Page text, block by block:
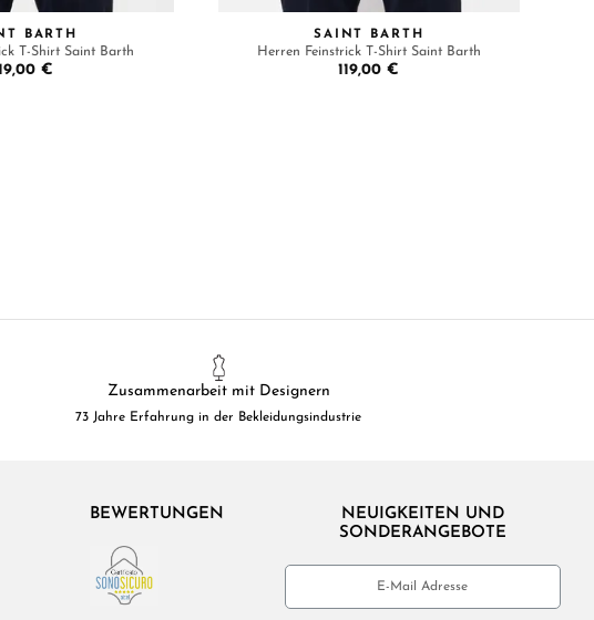
BARTH
T-Shirt Saint Barth
€
SAINT BARTH
Herren Feinstrick T-Shirt Saint Barth
119,00 €
Zusammenarbeit mit Designern
73 Jahre Erfahrung in der Bekleidungsindustrie
BEWERTUNGEN
NEUIGKEITEN UND
SONDERANGEBOTE